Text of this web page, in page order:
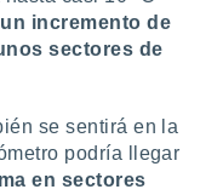
un incremento de
sectores de
se sentirá en la
podría llegar
en sectores